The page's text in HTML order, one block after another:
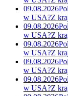
09.08.2026
w USA?Z
09.08.2026
w USA?Z
09.08.2026
w USA?Z
09.08.2026
w USA?Z
09.08.2026
w USA?Z